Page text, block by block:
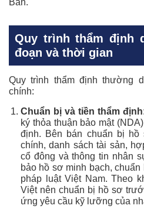
Quy trình thẩm định
đoạn và thời gian
Quy trình thẩm định thường
chính:
Chuẩn bị và tiền thẩm
ký thỏa thuận bảo mật
định. Bên bán chuẩn bị
chính, danh sách tài sản,
cổ đông và thông tin nhân
bảo hồ sơ minh bạch,
pháp luật Việt Nam. Theo
Việt nên chuẩn bị hồ sơ
ứng yêu cầu kỹ lưỡng của